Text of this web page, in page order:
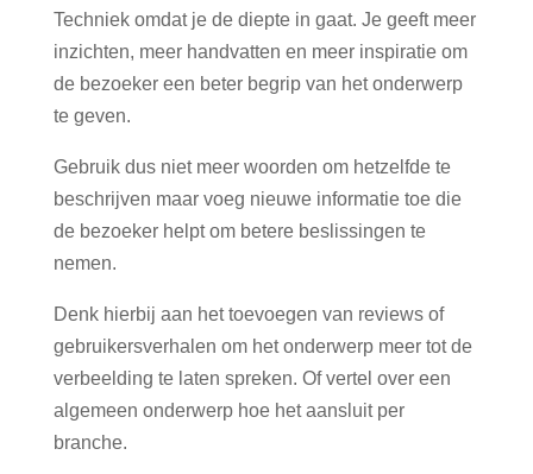
Techniek omdat je de diepte in gaat. Je geeft meer
inzichten, meer handvatten en meer inspiratie om
de bezoeker een beter begrip van het onderwerp
te geven.
Gebruik dus niet meer woorden om hetzelfde te
beschrijven maar voeg nieuwe informatie toe die
de bezoeker helpt om betere beslissingen te
nemen.
Denk hierbij aan het toevoegen van reviews of
gebruikersverhalen om het onderwerp meer tot de
verbeelding te laten spreken. Of vertel over een
algemeen onderwerp hoe het aansluit per
branche.